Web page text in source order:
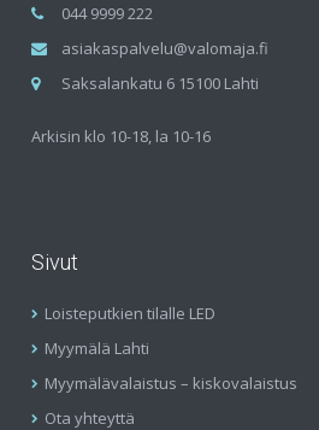
044 9999 222
asiakaspalvelu@valomaja.fi
Saksalankatu 6 15100 Lahti
Arkisin klo 10-18, la 10-16
Sivut
Loisteputkien tilalle LED
Myymälä Lahti
Myymälävalaistus – kiskovalaistus
Ota yhteyttä